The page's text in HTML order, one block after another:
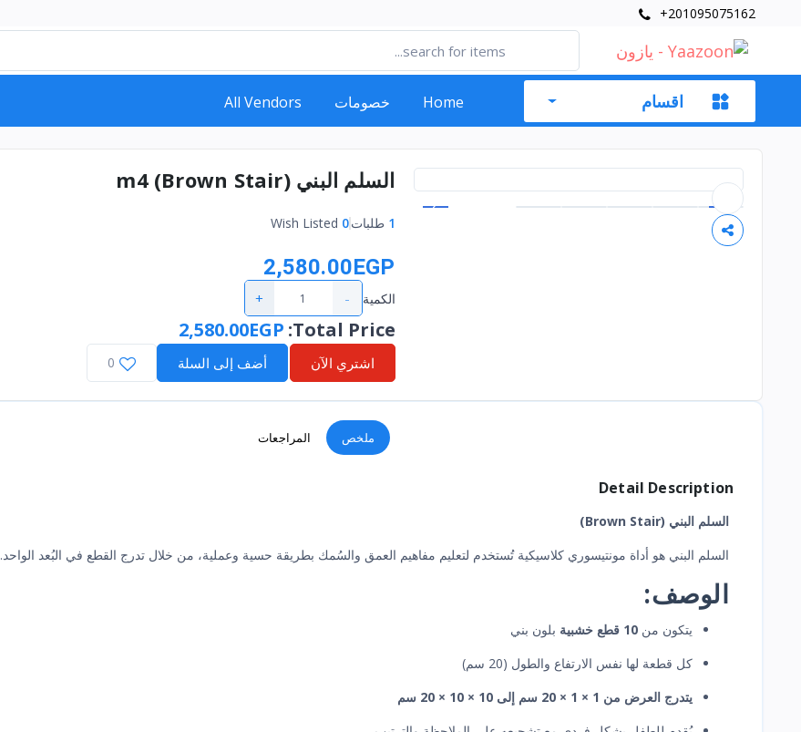
+201095075162
اقسام Home خصومات All Vendors
السلم البني (Brown Stair) m4
1 طلبات0
2,580.00EGP
الكمية -
+
Total Price
:
2,580.00EGP
اشتري الآن أضف إلى السلة 0
ملخص المراجعات
Detail Description
السلم البني (Brown Stair)
السلم البني هو أداة مونتيسوري كلاسيكية تُستخدم لتعليم مفاهيم العمق والسُمك بطريقة حسية وعملية، من خلال تدرج القطع في البُعد الواحد.
الوصف:
يتكون من 10 قطع خشبية
بلون بني
كل قطعة لها نفس الارتفاع والطول (20 سم)
يتدرج العرض من 1 × 1 × 20 سم إلى 10 × 10 × 20 سم